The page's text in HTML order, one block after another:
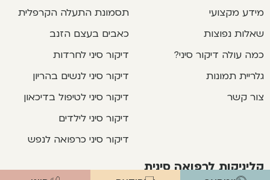
מידע מקצועי
שאלות נפוצות
כמה עולה דיקור סיני?
גלריית תמונות
צור קשר
תסמונת התעלה הקרפלית
כאבים בעצם הזנב
דיקור סיני לחרדות
דיקור סיני לנשים בהריון
דיקור סיני לטיפול בדיכאון
דיקור סיני לילדים
דיקור סיני כרפואה לנפש
קליניקות לרפואה סינית